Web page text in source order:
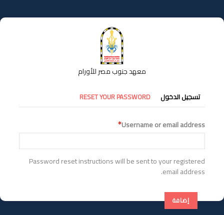
إلى
المحتوى
معهد جنوب مصر للأورام
التبويبات
الأساسية
تسجيل الدخول RESET YOUR PASSWORD
Username or email address
Password reset instructions will be sent to your registered
email address.